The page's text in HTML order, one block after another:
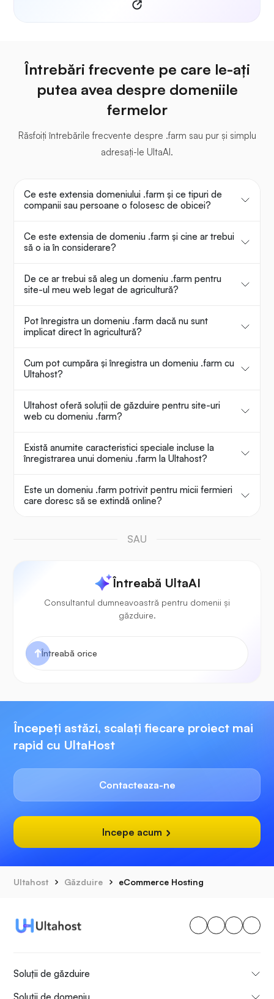
Întrebări frecvente pe care le-ați
putea avea despre domeniile
fermelor
Răsfoiți întrebările frecvente despre .farm sau pur și simplu
adresați-le UltaAI.
Ce este extensia domeniului .farm și ce tipuri de
companii sau persoane o folosesc de obicei?
Ce este extensia de domeniu .farm și cine ar trebui
să o ia în considerare?
De ce ar trebui să aleg un domeniu .farm pentru
site-ul meu web legat de agricultură?
Pot înregistra un domeniu .farm dacă nu sunt
implicat direct în agricultură?
Cum pot cumpăra și înregistra un domeniu .farm cu
Ultahost?
Ultahost oferă soluții de găzduire pentru site-uri
web cu domeniu .farm?
Există anumite caracteristici speciale incluse la
înregistrarea unui domeniu .farm la Ultahost?
Este un domeniu .farm potrivit pentru micii fermieri
care doresc să se extindă online?
SAU
Întreabă UltaAI
Consultantul dumneavoastră pentru domenii și
găzduire.
Începeți astăzi, scalați fiecare proiect mai
rapid cu UltaHost
Contacteaza-ne
Incepe acum
Ultahost Găzduire eCommerce Hosting
Soluții de găzduire